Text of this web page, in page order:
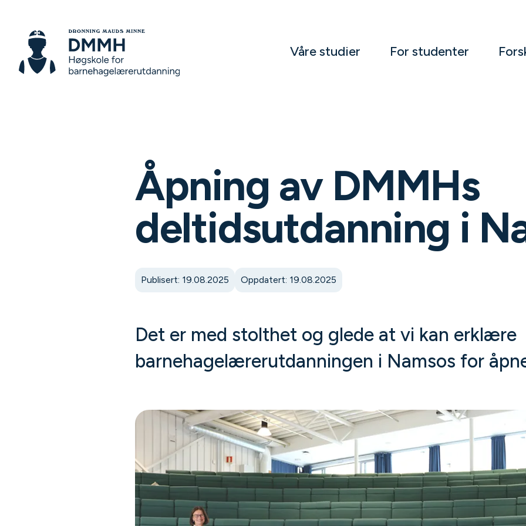
Våre studier For studenter
Åpning av DMMHs
deltidsutdanning i
Publisert: 19.08.2025 Oppdatert: 19.08.2025
Det er med stolthet og glede at vi kan erklære
barnehagelærerutdanningen i Namsos for